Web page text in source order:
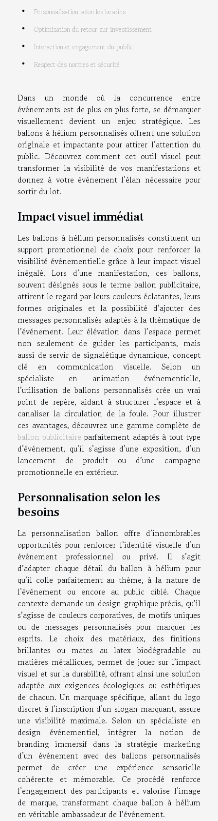
Personnalisation selon les besoins
Optimisation du retour sur investissement
Interaction et engagement du public
Respect des normes et sécurité
Dans un monde où la concurrence entre
événements est de plus en plus forte, se démarquer
visuellement devient un enjeu stratégique. Les
ballons à hélium personnalisés offrent une solution
originale et impactante pour attirer l’attention du
public. Découvrez comment cet outil visuel peut
transformer la visibilité de vos manifestations et
donnez à votre événement l’élan nécessaire pour
sortir du lot.
Impact visuel immédiat
Les ballons à hélium personnalisés constituent un
support promotionnel de choix pour renforcer la
visibilité événementielle grâce à leur impact visuel
inégalé. Lors d’une manifestation, ces ballons,
souvent désignés sous le terme ballon publicitaire,
attirent le regard par leurs couleurs éclatantes, leurs
formes originales et la possibilité d’ajouter des
messages personnalisés adaptés à la thématique de
l’événement. Leur élévation dans l’espace permet
non seulement de guider les participants, mais
aussi de servir de signalétique dynamique, concept
clé en communication visuelle. Selon un
spécialiste en animation événementielle,
l’utilisation de ballons personnalisés crée un vrai
point de repère, aidant à structurer l’espace et à
canaliser la circulation de la foule. Pour illustrer
ces avantages, découvrez une gamme complète de
ballon publicitaire parfaitement adaptés à tout type
d’événement, qu’il s’agisse d’une exposition, d’un
lancement de produit ou d’une campagne
promotionnelle en extérieur.
Personnalisation selon les
besoins
La personnalisation ballon offre d’innombrables
opportunités pour renforcer l’identité visuelle d’un
événement professionnel ou privé. Il s’agit
d’adapter chaque détail du ballon à hélium pour
qu’il colle parfaitement au thème, à la nature de
l’événement ou encore au public ciblé. Chaque
contexte demande un design graphique précis, qu’il
s’agisse de couleurs corporatives, de motifs uniques
ou de messages personnalisés pour marquer les
esprits. Le choix des matériaux, des finitions
brillantes ou mates au latex biodégradable ou
matières métalliques, permet de jouer sur l’impact
visuel et sur la durabilité, offrant ainsi une solution
adaptée aux exigences écologiques ou esthétiques
de chacun. Un marquage spécifique, allant du logo
discret à l’inscription d’un slogan marquant, assure
une visibilité maximale. Selon un spécialiste en
design événementiel, intégrer la notion de
branding immersif dans la stratégie marketing
d’un événement avec des ballons personnalisés
permet de créer une expérience sensorielle
cohérente et mémorable. Ce procédé renforce
l’engagement des participants et valorise l’image
de marque, transformant chaque ballon à hélium
en véritable ambassadeur de l’événement.